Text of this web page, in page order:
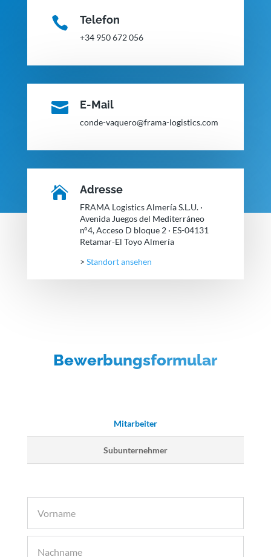
 Telefon
+34 950 672 056
 E-Mail
conde-vaquero@frama-logistics.com
 Adresse
FRAMA Logistics Almería S.L.U. ·
Avenida Juegos del Mediterráneo
n°4, Acceso D bloque 2 · ES-04131
Retamar-El Toyo Almería
> Standort ansehen
Bewerbungsformular
Mitarbeiter
Subunternehmer